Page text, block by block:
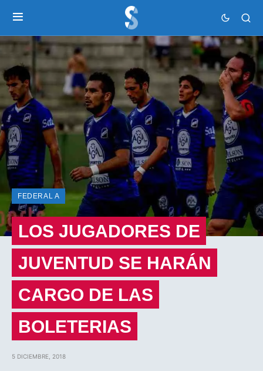
FEDERAL A
LOS JUGADORES DE
JUVENTUD SE HARÁN
CARGO DE LAS
BOLETERIAS
5 DICIEMBRE, 2018